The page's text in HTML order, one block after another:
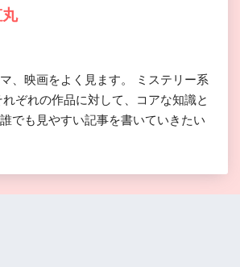
、映画をよく見ます。 ミステリー系
ぞれの作品に対して、コアな知識と
でも見やすい記事を書いていきたい